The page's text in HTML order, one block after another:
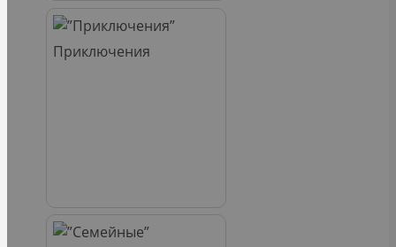
Приключения